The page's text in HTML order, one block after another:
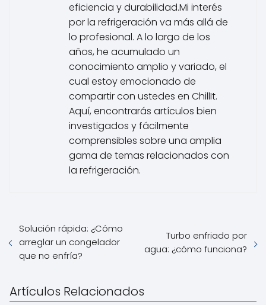
eficiencia y durabilidad.Mi interés
por la refrigeración va más allá de
lo profesional. A lo largo de los
años, he acumulado un
conocimiento amplio y variado, el
cual estoy emocionado de
compartir con ustedes en ChillIt.
Aquí, encontrarás artículos bien
investigados y fácilmente
comprensibles sobre una amplia
gama de temas relacionados con
la refrigeración.
Solución rápida: ¿Cómo
arreglar un congelador
que no enfría?
Turbo enfriado por
agua: ¿cómo funciona?
Artículos Relacionados